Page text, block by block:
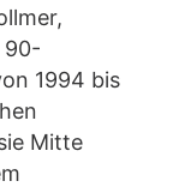
90-
1994 bis
Mitte